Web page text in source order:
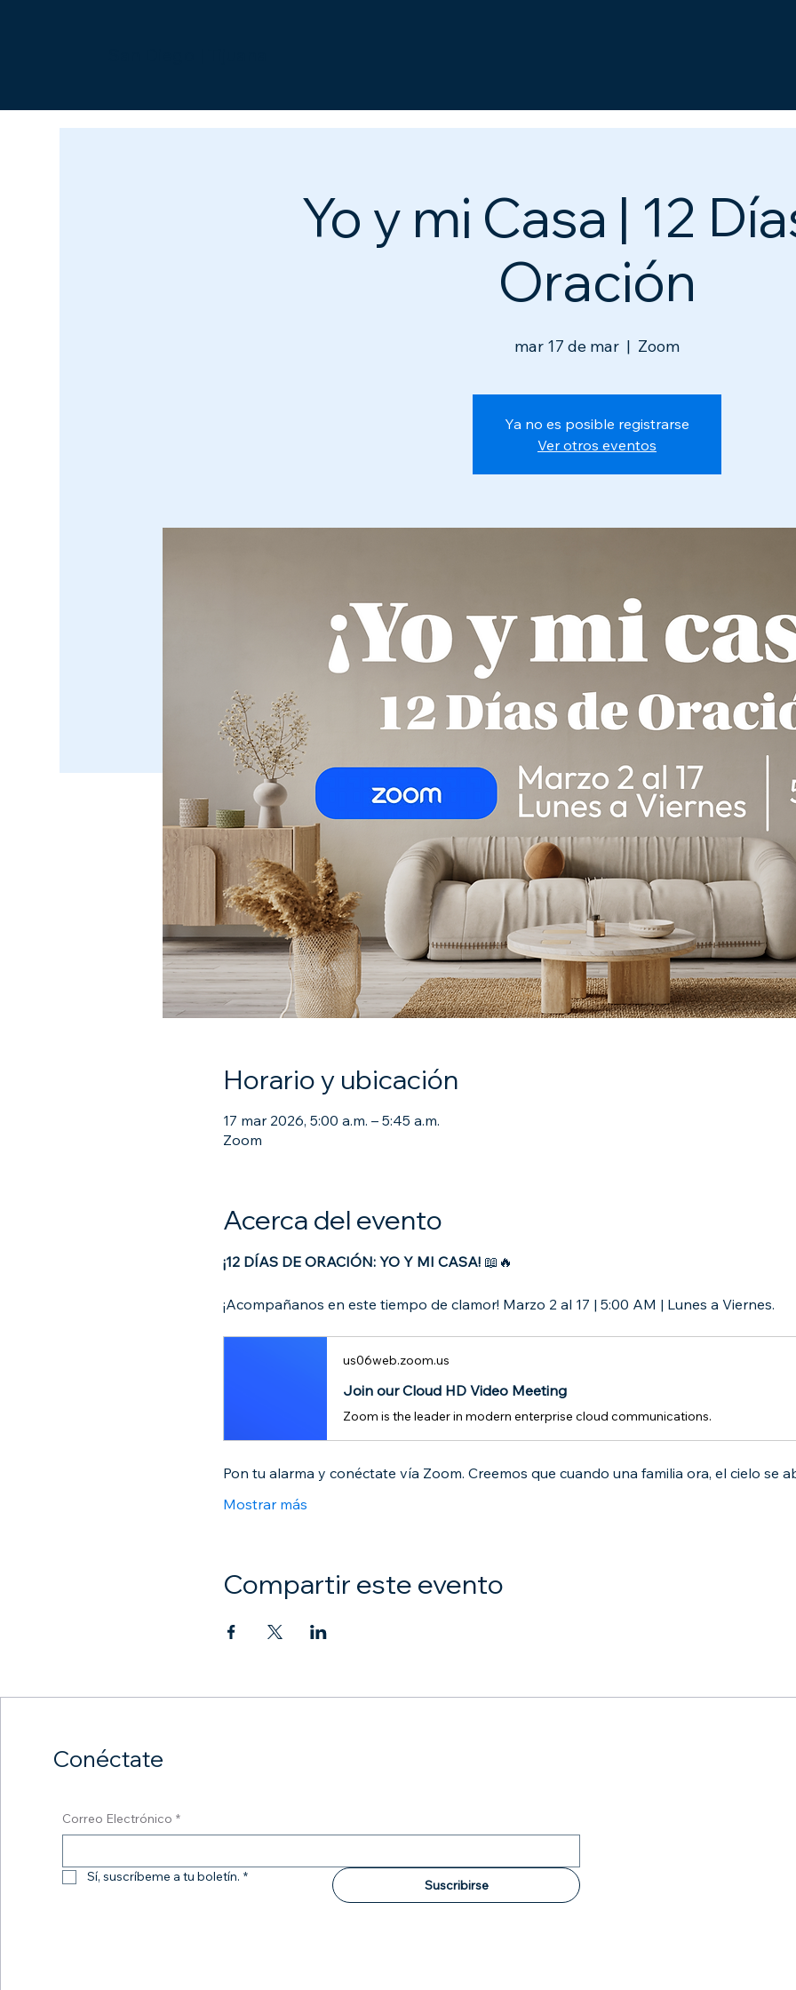
Yo y mi Casa | 12
Oración
mar 17 de mar
  |
Zoom
Ya no es posible registrarse
Ver otros eventos
Horario y ubicación
17 mar 2026, 5:00 a.m. – 5:45 a.m.
Zoom
Acerca del evento
¡12 DÍAS DE ORACIÓN: YO Y MI CASA! 📖🔥
¡Acompañanos en este tiempo de clamor! Marzo 2 al 17 | 5:00 AM | Lunes a Viernes.
us06web.zoom.us
Join our Cloud HD Video Meeting
Zoom is the leader in modern enterprise cloud communications.
Pon tu alarma y conéctate vía Zoom. Creemos que cuando una familia ora, el cielo se
Mostrar más
Compartir este evento
Conéctate
Correo Electrónico *
Sí, suscríbeme a tu boletín. *
Suscribirse